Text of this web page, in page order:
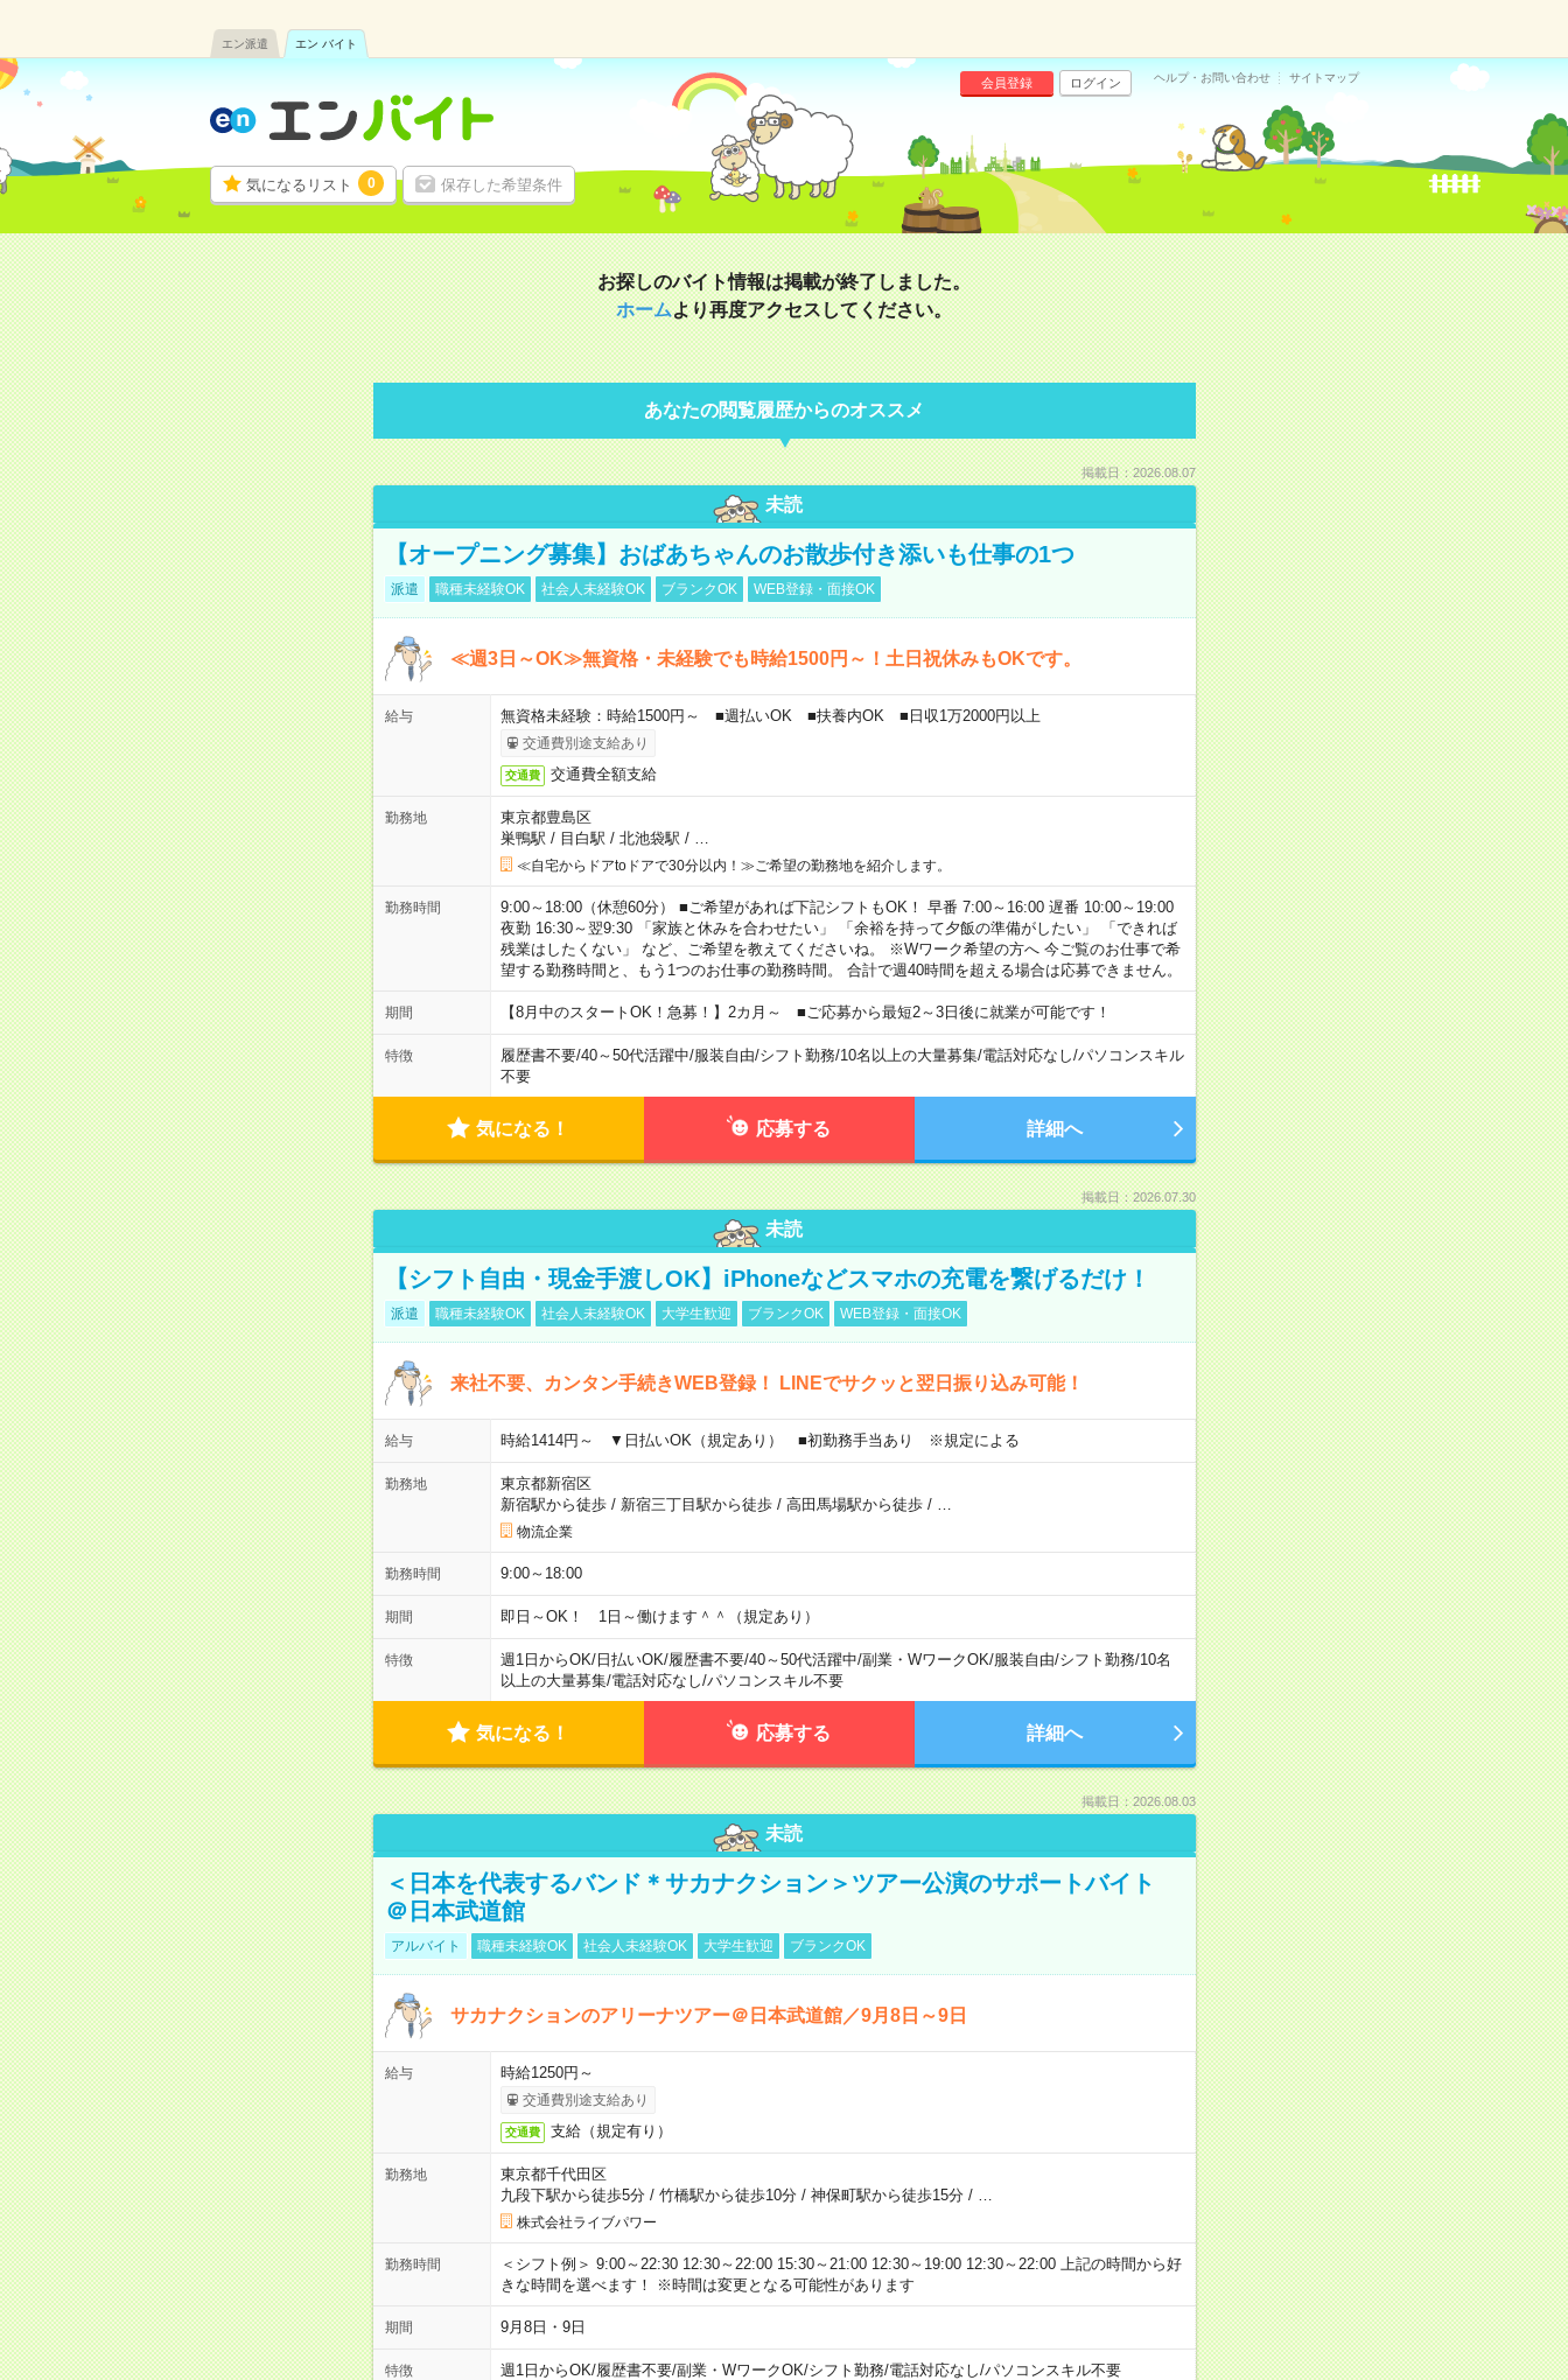
エン派遣 エン バイト
気になるリスト 0 保存した希望条件
会員登録 ログイン ヘルプ・お問い合わせ サイトマップ
お探しのバイト情報は掲載が終了しました。
ホームより再度アクセスしてください。
あなたの閲覧履歴からのオススメ
掲載日：2026.08.07
未読
【オープニング募集】おばあちゃんのお散歩付き添いも仕事の1つ
派遣 職種未経験OK 社会人未経験OK ブランクOK WEB登録・面接OK
≪週3日～OK≫無資格・未経験でも時給1500円～！土日祝休みもOKです。
給与 無資格未経験：時給1500円～ ■週払いOK ■扶養内OK ■日収1万2000円以上
交通費別途支給あり
交通費 交通費全額支給
勤務地
東京都豊島区
巣鴨駅 / 目白駅 / 北池袋駅 / …
≪自宅からドアtoドアで30分以内！≫ご希望の勤務地を紹介します。
勤務時間
9:00～18:00（休憩60分） ■ご希望があれば下記シフトもOK！ 早番 7:00～16:00 遅番 10:00～19:00
夜勤 16:30～翌9:30 「家族と休みを合わせたい」 「余裕を持って夕飯の準備がしたい」 「できれば
残業はしたくない」 など、ご希望を教えてくださいね。 ※Wワーク希望の方へ 今ご覧のお仕事で希
望する勤務時間と、もう1つのお仕事の勤務時間。 合計で週40時間を超える場合は応募できません。
期間 【8月中のスタートOK！急募！】2カ月～ ■ご応募から最短2～3日後に就業が可能です！
特徴 履歴書不要/40～50代活躍中/服装自由/シフト勤務/10名以上の大量募集/電話対応なし/パソコンスキル
不要
気になる！ 応募する 詳細へ
掲載日：2026.07.30
未読
【シフト自由・現金手渡しOK】iPhoneなどスマホの充電を繋げるだけ！
派遣 職種未経験OK 社会人未経験OK 大学生歓迎 ブランクOK WEB登録・面接OK
来社不要、カンタン手続きWEB登録！ LINEでサクッと翌日振り込み可能！
給与 時給1414円～ ▼日払いOK（規定あり） ■初勤務手当あり ※規定による
勤務地
東京都新宿区
新宿駅から徒歩/ 新宿三丁目駅から徒歩/ 高田馬場駅から徒歩/ …
物流企業
勤務時間 9:00～18:00
期間 即日～OK！ 1日～働けます＾＾（規定あり）
特徴 週1日からOK/日払いOK/履歴書不要/40～50代活躍中/副業・WワークOK/服装自由/シフト勤務/10名
以上の大量募集/電話対応なし/パソコンスキル不要
気になる！ 応募する 詳細へ
掲載日：2026.08.03
未読
＜日本を代表するバンド＊サカナクション＞ツアー公演のサポートバイト
＠日本武道館
アルバイト 職種未経験OK 社会人未経験OK 大学生歓迎 ブランクOK
サカナクションのアリーナツアー＠日本武道館／9月8日～9日
給与 時給1250円～
交通費別途支給あり
交通費 支給（規定有り）
勤務地
東京都千代田区
九段下駅から徒歩5分/ 竹橋駅から徒歩10分/ 神保町駅から徒歩15分/ …
株式会社ライブパワー
勤務時間
＜シフト例＞ 9:00～22:30 12:30～22:00 15:30～21:00 12:30～19:00 12:30～22:00 上記の時間から好
きな時間を選べます！ ※時間は変更となる可能性があります
期間 9月8日・9日
特徴 週1日からOK/履歴書不要/副業・WワークOK/シフト勤務/電話対応なし/パソコンスキル不要